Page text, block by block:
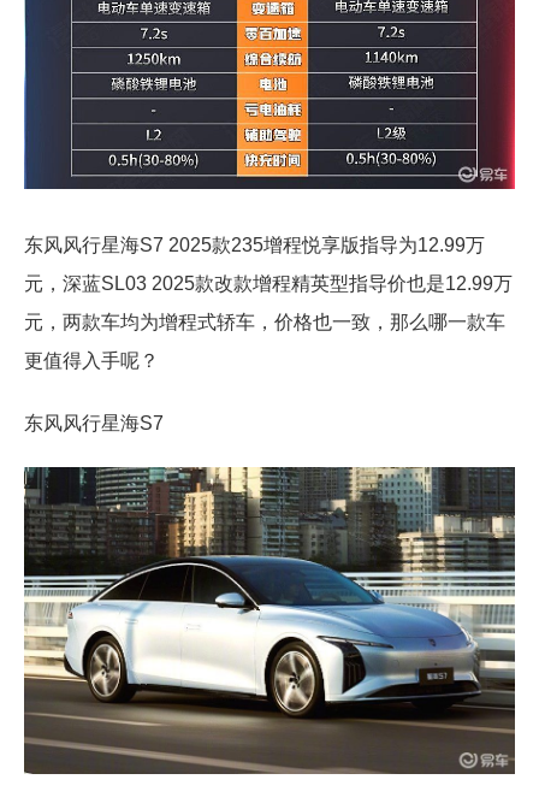
东风风行星海S7 2025款235增程悦享版指导为12.99万
元，深蓝SL03 2025款改款增程精英型指导价也是12.99万
元，两款车均为增程式轿车，价格也一致，那么哪一款车
更值得入手呢？
东风风行星海S7